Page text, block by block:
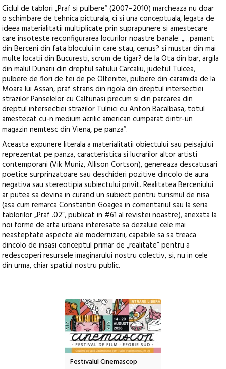
Ciclul de tablori „Praf si pulbere” (2007–2010) marcheaza nu doar
o schimbare de tehnica picturala, ci si una conceptuala, legata de
ideea materialitatii multiplicate prin suprapunere si amestecare
care insoteste reconfigurarea locurilor noastre banale: „…pamant
din Berceni din fata blocului in care stau, cenus? si mustar din mai
multe locatii din Bucuresti, scrum de tigar? de la Ota din bar, argila
din malul Dunarii din dreptul satului Carcaliu, judetul Tulcea,
pulbere de flori de tei de pe Oltenitei, pulbere din caramida de la
Moara lui Assan, praf strans din rigola din dreptul intersectiei
strazilor Panselelor cu Caltunasi precum si din parcarea din
dreptul intersectiei strazilor Tulnici cu Anton Bacalbasa, totul
amestecat cu-n medium acrilic american cumparat dintr-un
magazin nemtesc din Viena, pe panza”.
Aceasta expunere literala a materialitatii obiectului sau peisajului
reprezentat pe panza, caracteristica si lucrarilor altor artisti
contemporani (Vik Muniz, Allison Cortson), genereaza descatusari
poetice surprinzatoare sau deschideri pozitive dincolo de aura
negativa sau stereotipia subiectului privit. Realitatea Berceniului
ar putea sa devina in curand un subiect pentru turismul de nisa
(asa cum remarca Constantin Goagea in comentariul sau la seria
tablorilor „Praf .02”, publicat in #61 al revistei noastre), anexata la
noi forme de arta urbana interesate sa dezaluie cele mai
neasteptate aspecte ale modernizarii, capabile sa sa treaca
dincolo de insasi conceptul primar de „realitate” pentru a
redescoperi resursele imaginarului nostru colectiv, si, nu in cele
din urma, chiar spatiul nostru public.
Festivalul Cinemascop